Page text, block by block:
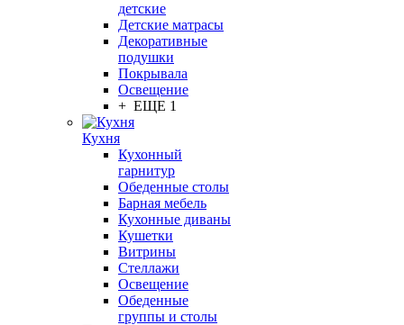
детские
Детские матрасы
Декоративные
подушки
Покрывала
Освещение
+ ЕЩЕ 1
Кухня
Кухонный
гарнитур
Обеденные столы
Барная мебель
Кухонные диваны
Кушетки
Витрины
Стеллажи
Освещение
Обеденные
группы и столы